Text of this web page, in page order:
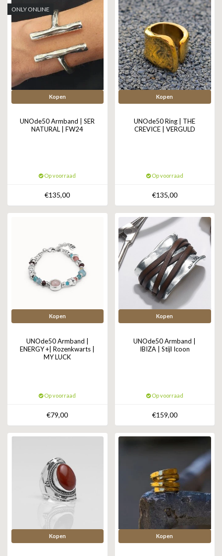
ONLY ONLINE
Kopen
UNOde50 Armband | SER
NATURAL | FW24
Op voorraad
€135,00
Kopen
UNOde50 Ring | THE
CREVICE | VERGULD
Op voorraad
€135,00
Kopen
UNOde50 Armband |
ENERGY +| Rozenkwarts |
MY LUCK
Op voorraad
€79,00
Kopen
UNOde50 Armband |
IBIZA | Stijl Icoon
Op voorraad
€159,00
Kopen Kopen